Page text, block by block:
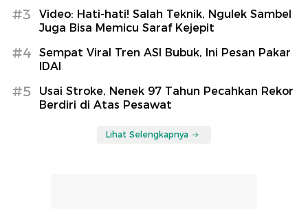
#3
Video: Hati-hati! Salah Teknik, Ngulek Sambel
Juga Bisa Memicu Saraf Kejepit
#4
Sempat Viral Tren ASI Bubuk, Ini Pesan Pakar
IDAI
#5
Usai Stroke, Nenek 97 Tahun Pecahkan Rekor
Berdiri di Atas Pesawat
Lihat Selengkapnya